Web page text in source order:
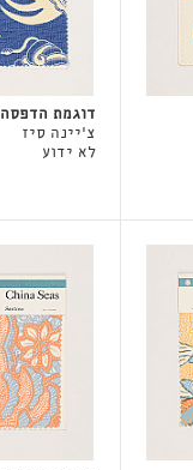
דוגמת הדפסה
צ'יינה סיז
לא ידוע